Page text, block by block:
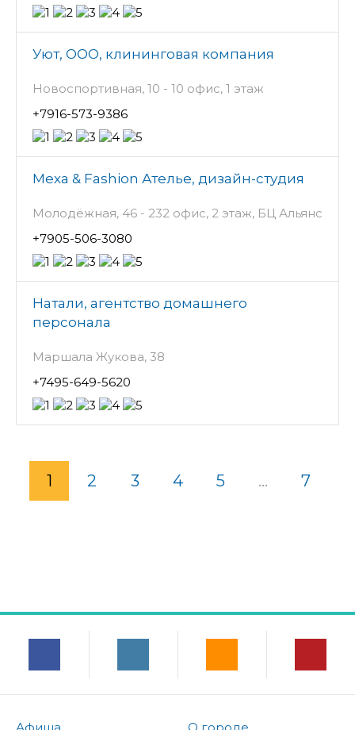
Уют, ООО, клининговая компания
Новоспортивная, 10 - 10 офис, 1 этаж
+7916-573-9386
Меха & Fashion Ателье, дизайн-студия
Молодёжная, 46 - 232 офис, 2 этаж, БЦ Альянс
+7905-506-3080
Натали, агентство домашнего
персонала
Маршала Жукова, 38
+7495-649-5620
1 2 3 4 5 ... 7